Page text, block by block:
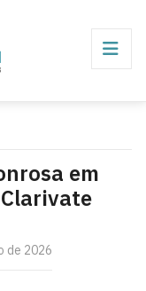
em
de 2026